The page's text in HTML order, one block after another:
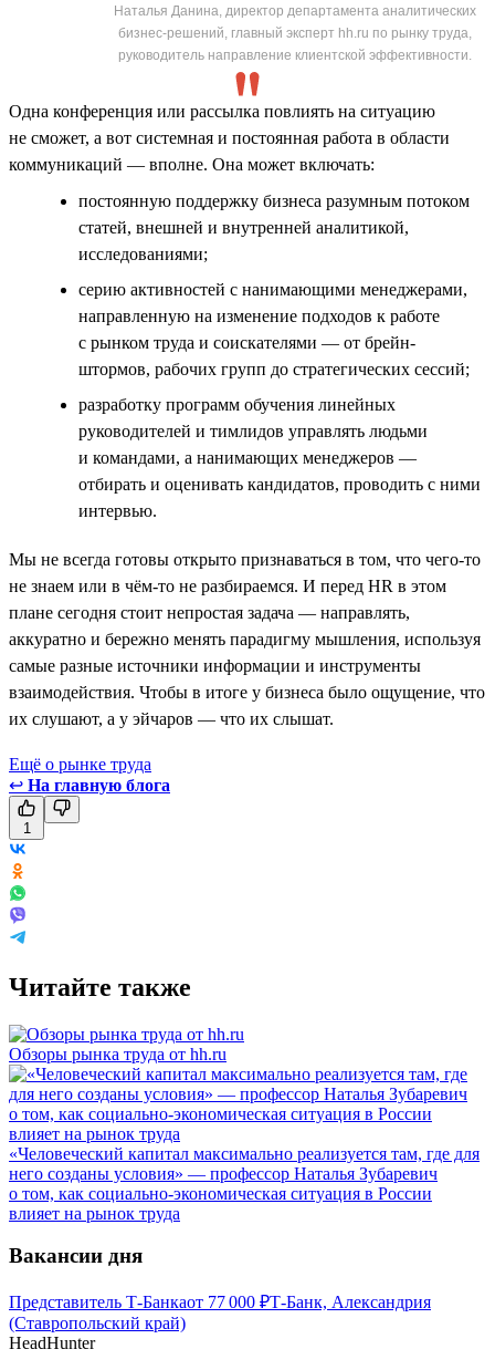
Наталья Данина, директор департамента аналитических
бизнес-решений, главный эксперт hh.ru по рынку труда,
руководитель направление клиентской эффективности.
Одна конференция или рассылка повлиять на ситуацию
не сможет, а вот системная и постоянная работа в области
коммуникаций — вполне. Она может включать:
постоянную поддержку бизнеса разумным потоком
статей, внешней и внутренней аналитикой,
исследованиями;
серию активностей с нанимающими менеджерами,
направленную на изменение подходов к работе
с рынком труда и соискателями — от брейн-
штормов, рабочих групп до стратегических сессий;
разработку программ обучения линейных
руководителей и тимлидов управлять людьми
и командами, а нанимающих менеджеров —
отбирать и оценивать кандидатов, проводить с ними
интервью.
Мы не всегда готовы открыто признаваться в том, что чего-то
не знаем или в чём-то не разбираемся. И перед HR в этом
плане сегодня стоит непростая задача — направлять,
аккуратно и бережно менять парадигму мышления, используя
самые разные источники информации и инструменты
взаимодействия. Чтобы в итоге у бизнеса было ощущение, что
их слушают, а у эйчаров — что их слышат.
Ещё о рынке труда
↩ На главную блога
1
Читайте также
Обзоры рынка труда от hh.ru
«Человеческий капитал максимально реализуется там, где для
него созданы условия» — профессор Наталья Зубаревич
о том, как социально-экономическая ситуация в России
влияет на рынок труда
Вакансии дня
Представитель Т-Банкаот 77 000 ₽Т-Банк, Александрия
(Ставропольский край)
HeadHunter